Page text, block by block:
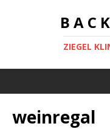
B A C
ZIEGEL
weinregal